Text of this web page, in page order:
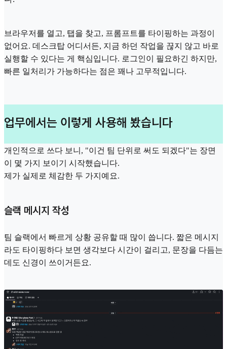
브라우저를 열고, 탭을 찾고, 프롬프트를 타이핑하는 과정이
없어요. 데스크탑 어디서든, 지금 하던 작업을 끊지 않고 바로
실행할 수 있다는 게 핵심입니다. 로그인이 필요하긴 하지만,
빠른 일처리가 가능하다는 점은 꽤나 고무적입니다.
업무에서는 이렇게 사용해 봤습니다
개인적으로 쓰다 보니, "이건 팀 단위로 써도 되겠다"는 장면
이 몇 가지 보이기 시작했습니다.
제가 실제로 체감한 두 가지예요.
슬랙 메시지 작성
팀 슬랙에서 빠르게 상황 공유할 때 많이 씁니다. 짧은 메시지
라도 타이핑하다 보면 생각보다 시간이 걸리고, 문장을 다듬는
데도 신경이 쓰이거든요.